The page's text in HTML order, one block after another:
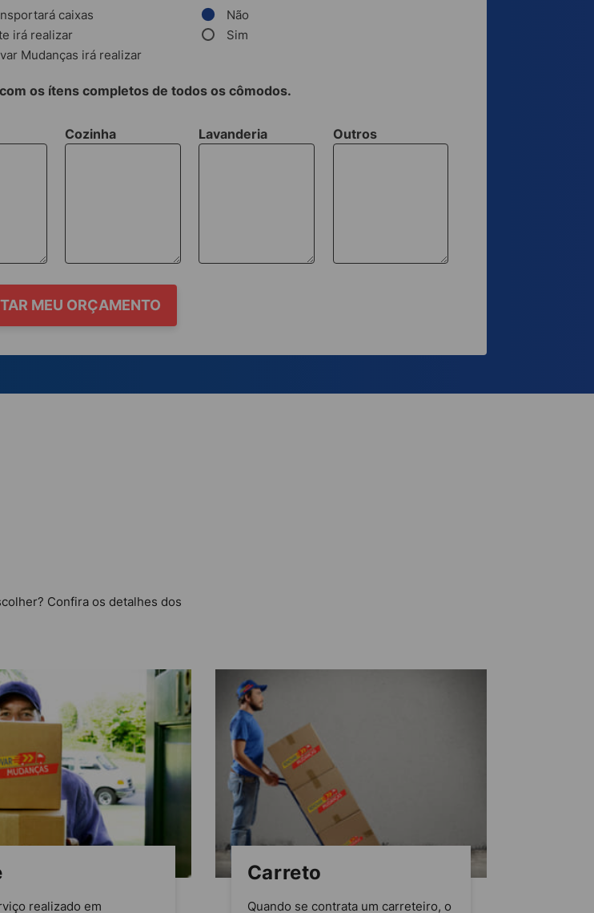
caixas
irá realizar
Mudanças irá realizar
Não
Sim
os ítens completos de todos os cômodos.
Cozinha Lavanderia Outros
MEU ORÇAMENTO
Confira os detalhes dos
realizado em
Carreto
Quando se contrata um carreteiro, o